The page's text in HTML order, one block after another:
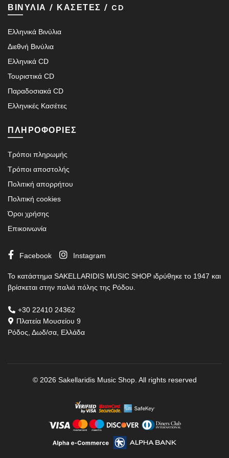
ΒΙΝΥΛΙΑ / ΚΑΣΕΤΕΣ / CD
Ελληνικά Βινύλια
Διεθνή Βινύλια
Ελληνικά CD
Τουριστικά CD
Παραδοσιακά CD
Ελληνικές Κασέτες
ΠΛΗΡΟΦΟΡΙΕΣ
Τρόποι πληρωμής
Τρόποι αποστολής
Πολιτική απορρήτου
Πολιτική cookies
Όροι χρήσης
Επικοινωνία
Facebook Instagram
Το κατάστημα SAKELLARIDIS MUSIC SHOP ιδρύθηκε το 1947 και
βρίσκεται στην παλιά πόλης της Ρόδου.
+30 22410 24362
Πλατεία Μουσείου 9
Ρόδος, Δωδ/σα, Ελλάδα
© 2026 Sakellaridis Music Shop. All rights reserved